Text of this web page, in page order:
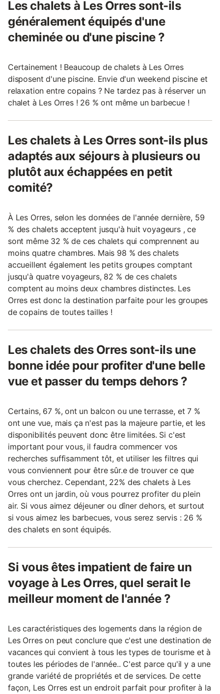
Les chalets à Les Orres sont-ils
généralement équipés d'une
cheminée ou d'une piscine ?
Certainement ! Beaucoup de chalets à Les Orres
disposent d'une piscine. Envie d'un weekend piscine et
relaxation entre copains ? Ne tardez pas à réserver un
chalet à Les Orres ! 26 % ont même un barbecue !
Les chalets à Les Orres sont-ils plus
adaptés aux séjours à plusieurs ou
plutôt aux échappées en petit
comité?
À Les Orres, selon les données de l'année dernière, 59
% des chalets acceptent jusqu'à huit voyageurs , ce
sont même 32 % de ces chalets qui comprennent au
moins quatre chambres. Mais 98 % des chalets
accueillent également les petits groupes comptant
jusqu'à quatre voyageurs, 82 % de ces chalets
comptent au moins deux chambres distinctes. Les
Orres est donc la destination parfaite pour les groupes
de copains de toutes tailles !
Les chalets des Orres sont-ils une
bonne idée pour profiter d'une belle
vue et passer du temps dehors ?
Certains, 67 %, ont un balcon ou une terrasse, et 7 %
ont une vue, mais ça n'est pas la majeure partie, et les
disponibilités peuvent donc être limitées. Si c'est
important pour vous, il faudra commencer vos
recherches suffisamment tôt, et utiliser les filtres qui
vous conviennent pour être sûr.e de trouver ce que
vous cherchez. Cependant, 22% des chalets à Les
Orres ont un jardin, où vous pourrez profiter du plein
air. Si vous aimez déjeuner ou dîner dehors, et surtout
si vous aimez les barbecues, vous serez servis : 26 %
des chalets en sont équipés.
Si vous êtes impatient de faire un
voyage à Les Orres, quel serait le
meilleur moment de l'année ?
Les caractéristiques des logements dans la région de
Les Orres on peut conclure que c'est une destination de
vacances qui convient à tous les types de tourisme et à
toutes les périodes de l'année.. C'est parce qu'il y a une
grande variété de propriétés et de services. De cette
façon, Les Orres est un endroit parfait pour profiter à la